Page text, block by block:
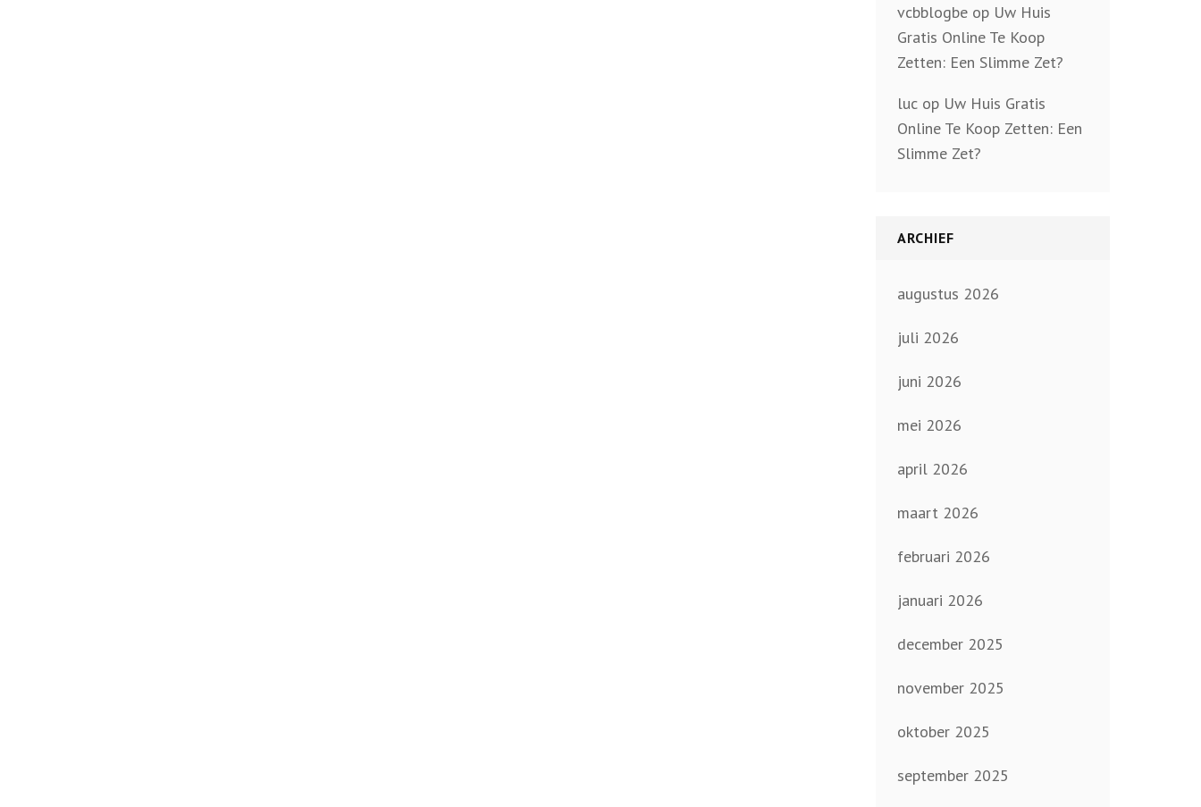
vcbblogbeop Uw Huis
Gratis Online Te Koop
Zetten: Een Slimme Zet?
lucop Uw Huis Gratis
Online Te Koop Zetten: Een
Slimme Zet?
ARCHIEF
augustus 2026
juli 2026
juni 2026
mei 2026
april 2026
maart 2026
februari 2026
januari 2026
december 2025
november 2025
oktober 2025
september 2025